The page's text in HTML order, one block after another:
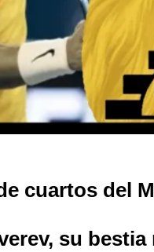
cuartos del
su bestia